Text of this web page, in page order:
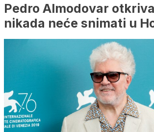
Pedro Almodovar
nikada neće snimati u